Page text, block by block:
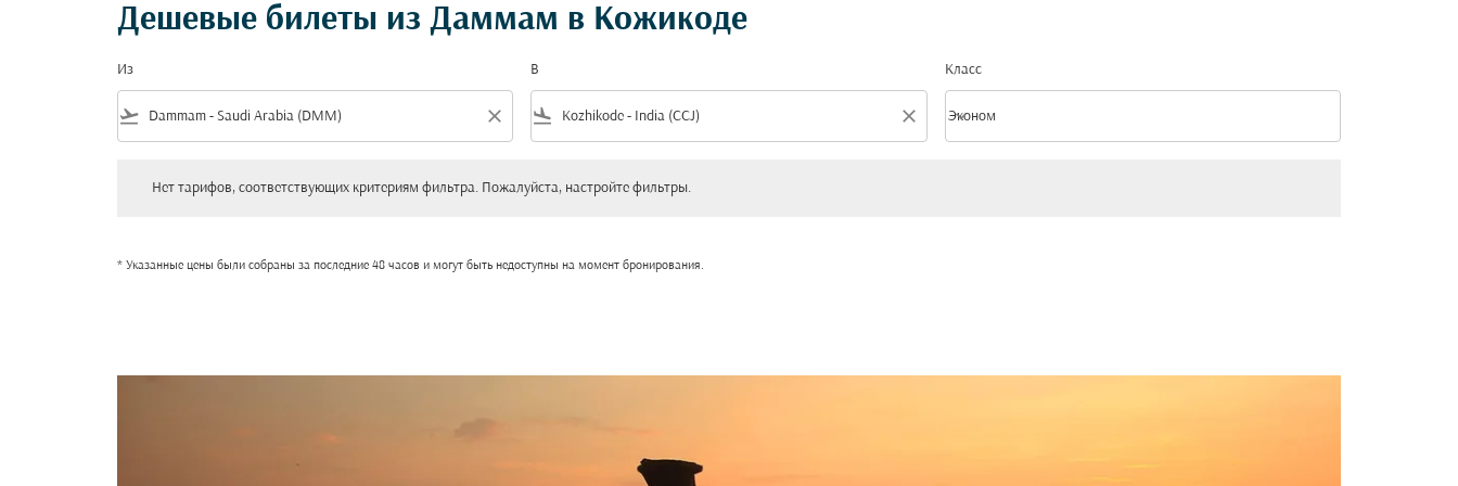
Дешевые билеты из Даммам в Кожикоде
Из
flight_takeoff close
В
flight_land close
Класс
Класс option Эконом Selected
Эконом
keyboard_arrow_down
Нет тарифов, соответствующих критериям фильтра. Пожалуйста, настройте фильтры.
* Указанные цены были собраны за последние 48 часов и могут быть недоступны на момент бронирования.